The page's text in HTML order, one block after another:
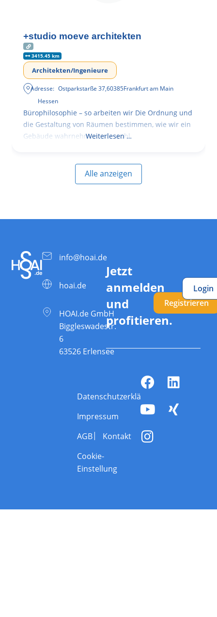
+studio moeve architekten
3415.45 km
Architekten/Ingenieure
Adresse: Ostparkstarße 37,60385Frankfurt am Main
Hessen
Bürophilosophie – so arbeiten wir Die Ordnung und
die Gestaltung von Räumen bestimmen, wie wir ein
Gebäude wahrnehmen, wie wohl
Weiterlesen …
Alle anzeigen
info@hoai.de
hoai.de
HOAI.de GmbH
Biggleswadestr.
6
63526 Erlensee
Jetzt
anmelden
und
profitieren.
Registrieren
Login
Datenschutzerklärung
Impressum
AGB
Kontakt
Cookie-
Einstellung